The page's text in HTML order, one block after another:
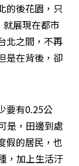
的後花園，只
展現在都市
北之間，不再
是在背後，卻
要有0.25公
是，田邊到處
假的居民，也
，加上生活汙